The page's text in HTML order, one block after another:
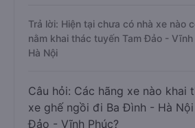
Trả lời: Hiện tại chưa có nhà xe nào
nằm khai thác tuyến Tam Đảo -
Hà Nội
Câu hỏi: Các hãng xe nào khai
xe ghế ngồi đi Ba Đình - Hà
Đảo - Vĩnh Phúc?